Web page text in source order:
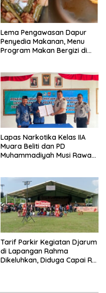
Lema Pengawasan Dapur
Penyedia Makanan, Menu
Program Makan Bergizi di
Lapas Narkotika Kelas IIA
Muara Beliti dan PD
Muhammadiyah Musi Rawas
Tarif Parkir Kegiatan Djarum
di Lapangan Rahma
Dikeluhkan, Diduga Capai Rp